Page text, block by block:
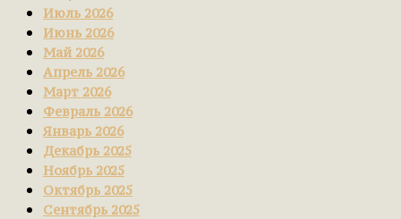
Июль 2026
Июнь 2026
Май 2026
Апрель 2026
Март 2026
Февраль 2026
Январь 2026
Декабрь 2025
Ноябрь 2025
Октябрь 2025
Сентябрь 2025